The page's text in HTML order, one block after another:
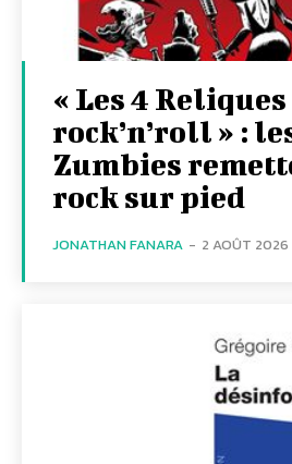
« Les 4 Reliques
rock’n’roll » :
Zumbies
rock sur pied
JONATHAN FANARA - 2 AOÛT 2026